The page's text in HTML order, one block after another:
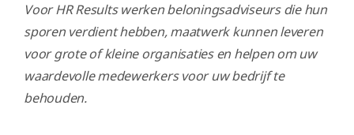
Voor HR Results werken beloningsadviseurs die hun
sporen verdient hebben, maatwerk kunnen leveren
voor grote of kleine organisaties en helpen om uw
waardevolle medewerkers voor uw bedrijf te
behouden.